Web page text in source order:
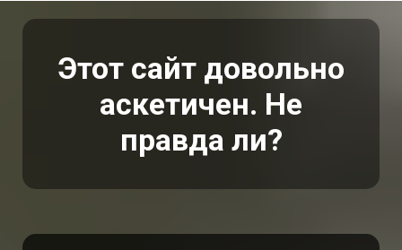
Этот сайт довольно
аскетичен. Не
правда ли?